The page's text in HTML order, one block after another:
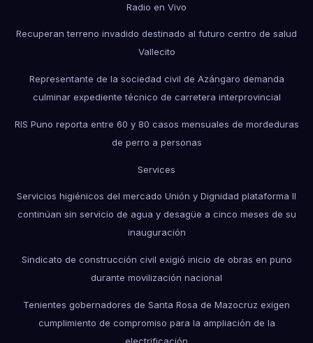
Radio en Vivo
Recuperan terreno invadido destinado al futuro centro de salud
Vallecito
Representante de la sociedad civil de Azángaro demanda
culminar expediente técnico de carretera interprovincial
RIS Puno reporta entre 60 y 80 casos mensuales de mordeduras
de perro a personas
Services
Servicios higiénicos del mercado Unión y Dignidad plataforma II
continúan sin servicio de agua y desagüe a cinco meses de su
inauguración
Sindicato de construcción civil exigió inicio de obras en puno
durante movilización nacional
Tenientes gobernadores de Santa Rosa de Mazocruz exigen
cumplimiento de compromiso para la ampliación de la